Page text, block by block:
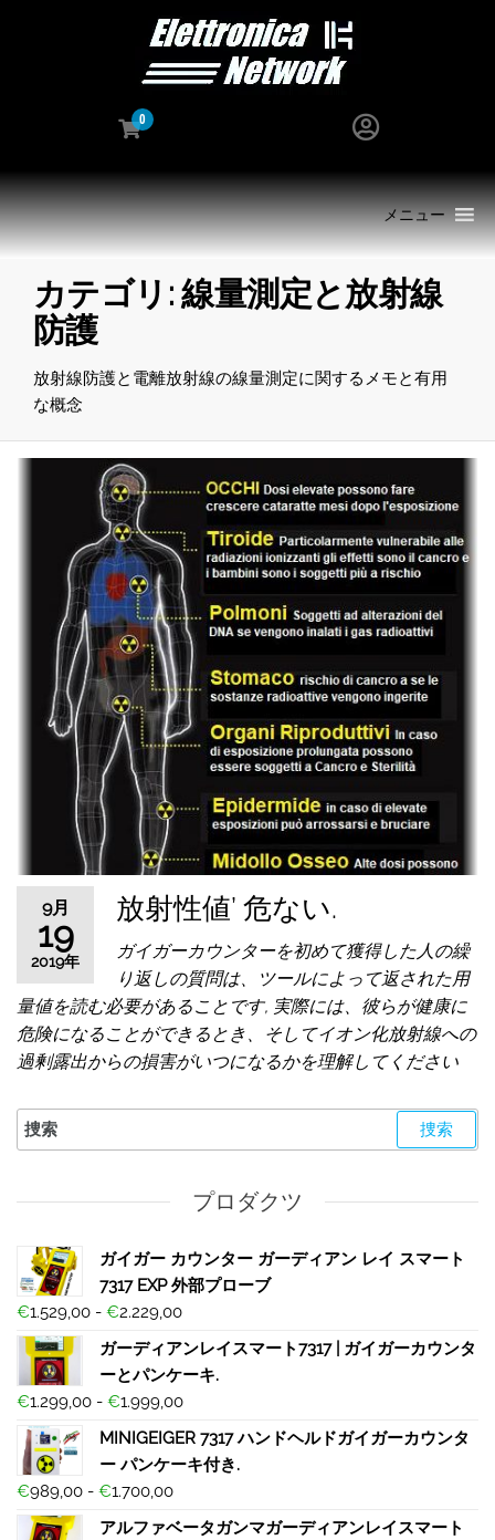
0
メニュー
カテゴリ:線量測定と放射線
防護
放射線防護と電離放射線の線量測定に関するメモと有用
な概念
9月
19
2019年
放射性値’ 危ない.
ガイガーカウンターを初めて獲得した人の繰
り返しの質問は、ツールによって返された用
量値を読む必要があることです, 実際には、彼らが健康に
危険になることができるとき、そしてイオン化放射線への
過剰露出からの損害がいつになるかを理解してください
プロダクツ
ガイガー カウンター ガーディアン レイ スマート
7317 EXP 外部プローブ
€1.529,00 - €2.229,00
ガーディアンレイスマート7317 | ガイガーカウンタ
ーとパンケーキ.
€1.299,00 - €1.999,00
MINIGEIGER 7317 ハンドヘルドガイガーカウンタ
ー パンケーキ付き.
€989,00 - €1.700,00
アルファベータガンマガーディアンレイスマート